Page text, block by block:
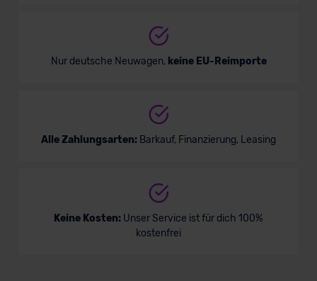
Nur deutsche Neuwagen, keine EU-Reimporte
Alle Zahlungsarten: Barkauf, Finanzierung, Leasing
Keine Kosten: Unser Service ist für dich 100%
kostenfrei